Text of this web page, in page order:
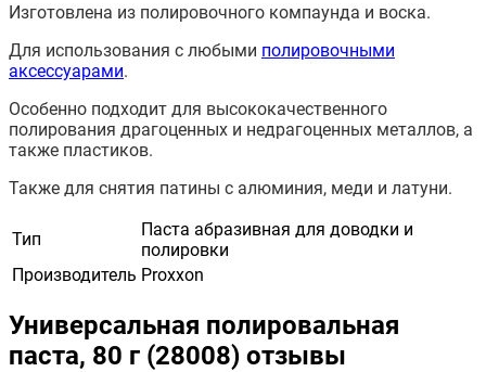
Изготовлена из полировочного компаунда и воска.
Для использования с любыми полировочными
аксессуарами.
Особенно подходит для высококачественного
полирования драгоценных и недрагоценных металлов, а
также пластиков.
Также для снятия патины с алюминия, меди и латуни.
Тип
Паста абразивная для доводки и
полировки
Производитель Proxxon
Универсальная полировальная
паста, 80 г (28008) отзывы